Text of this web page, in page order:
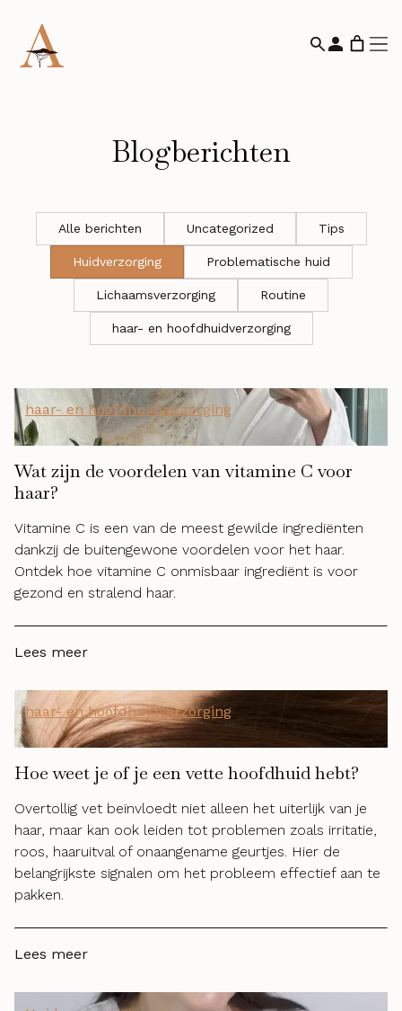
Blogberichten
Alle berichten Uncategorized Tips
Huidverzorging Problematische huid
Lichaamsverzorging Routine
haar- en hoofdhuidverzorging
haar- en hoofdhuidverzorging
Wat zijn de voordelen van vitamine C voor
haar?
Vitamine C is een van de meest gewilde ingrediënten
dankzij de buitengewone voordelen voor het haar.
Ontdek hoe vitamine C onmisbaar ingrediënt is voor
gezond en stralend haar.
Lees meer
haar- en hoofdhuidverzorging
Hoe weet je of je een vette hoofdhuid hebt?
Overtollig vet beïnvloedt niet alleen het uiterlijk van je
haar, maar kan ook leiden tot problemen zoals irritatie,
roos, haaruitval of onaangename geurtjes. Hier de
belangrijkste signalen om het probleem effectief aan te
pakken.
Lees meer